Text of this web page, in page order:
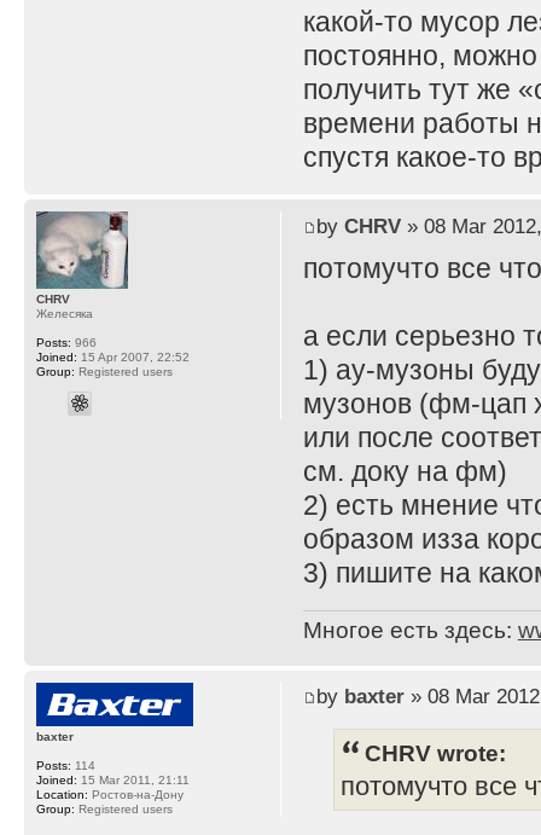
какой-то мусор
постоянно,
получить тут же
времени работы
спустя какое-то
by CHRV» 08 Mar
потомучто все
а если серьезно
1) ау-музоны
музонов (фм-цап
или после
см. доку на фм)
2) есть мнение
образом изза
3) пишите на
Многое есть здесь:
CHRV
Желесяка
Posts: 966
Joined: 15 Apr 2007, 22:52
Group: Registered users
by baxter» 08 Mar
CHRV wrote:
потомучто все
baxter
Posts: 114
Joined: 15 Mar 2011, 21:11
Location: Ростов-на-Дону
Group: Registered users